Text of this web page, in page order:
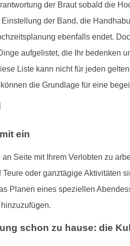
der Braut sobald die
der Band, die
ebenfalls endet.
aufgelistet, die Ihr bedenken
Liste kann nicht für jeden
die Grundlage für eine
ein
Seite mit Ihrem Verlobten zu
oder ganztägige Aktivitäten
Planen eines speziellen
schon zu hause: die